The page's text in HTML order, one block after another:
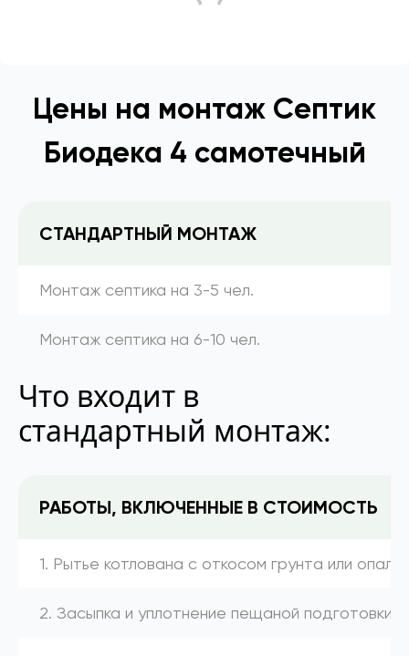
Цены на монтаж Септик
Биодека 4 самотечный
СТАНДАРТНЫЙ МОНТАЖ
Монтаж септика на 3-5 чел.
Монтаж септика на 6-10 чел.
Что входит в
стандартный монтаж:
РАБОТЫ, ВКЛЮЧЕННЫЕ В СТОИМОСТЬ
1. Рытье котлована с откосом грунта или
2. Засыпка и уплотнение пещаной подготовки